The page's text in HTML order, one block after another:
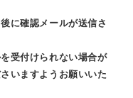
に確認メールが送信さ
受付けられない場合が
いますようお願いいた